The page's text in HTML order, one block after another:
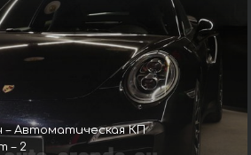
– Автоматическая КП
– 2